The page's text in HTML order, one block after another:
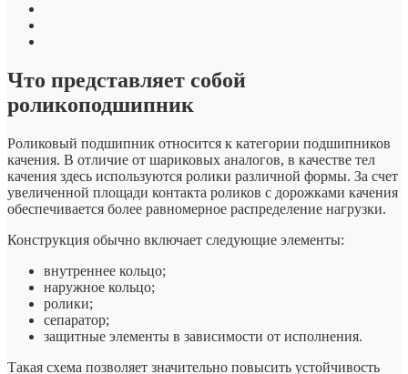
Что представляет собой
роликоподшипник
Роликовый подшипник относится к категории подшипников
качения. В отличие от шариковых аналогов, в качестве тел
качения здесь используются ролики различной формы. За счет
увеличенной площади контакта роликов с дорожками качения
обеспечивается более равномерное распределение нагрузки.
Конструкция обычно включает следующие элементы:
внутреннее кольцо;
наружное кольцо;
ролики;
сепаратор;
защитные элементы в зависимости от исполнения.
Такая схема позволяет значительно повысить устойчивость